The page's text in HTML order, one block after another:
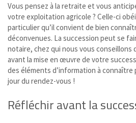
Vous pensez à la retraite et vous
votre exploitation agricole ? Celle-ci
particulier qu’il convient de bien
déconvenues. La succession peut se
notaire, chez qui nous vous conseillons
avant la mise en œuvre de votre
des éléments d’information à connaître
jour du rendez-vous !
Réfléchir avant la